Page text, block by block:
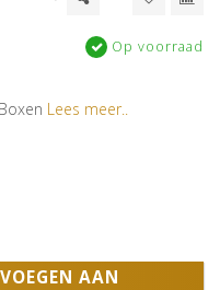
Op voorraad
Lees meer..
AAN